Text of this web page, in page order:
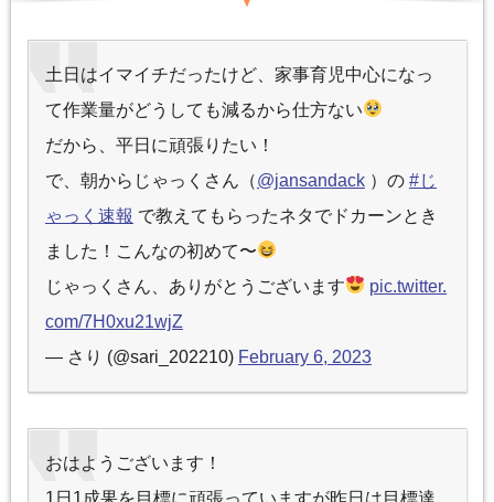
土日はイマイチだったけど、家事育児中心になっ
て作業量がどうしても減るから仕方ない
だから、平日に頑張りたい！
で、朝からじゃっくさん（@jansandack）の #じ
ゃっく速報 で教えてもらったネタでドカーンとき
ました！こんなの初めて〜
じゃっくさん、ありがとうございます
pic.twitter.
com/7H0xu21wjZ
— さり (@sari_202210) February 6, 2023
おはようございます！
1日1成果を目標に頑張っていますが昨日は目標達